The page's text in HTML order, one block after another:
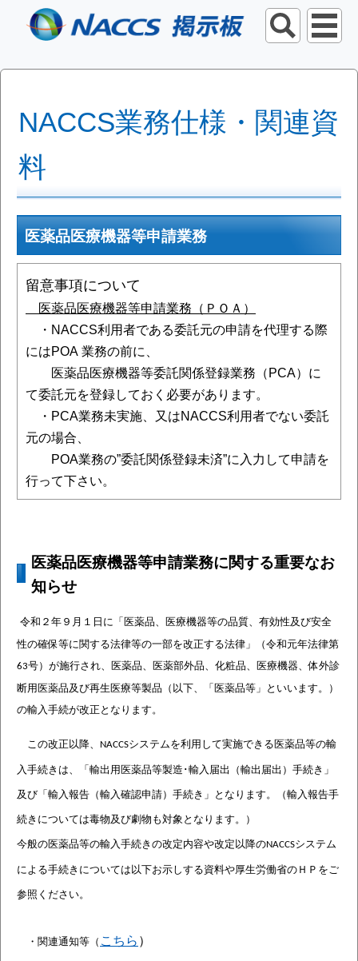
NACCS業務仕様・関連資
料
医薬品医療機器等申請業務
留意事項について
医薬品医療機器等申請業務（ＰＯＡ）
・NACCS利用者である委託元の申請を代理する際
にはPOA 業務の前に、
医薬品医療機器等委託関係登録業務（PCA）に
て委託元を登録しておく必要があります。
・PCA業務未実施、又はNACCS利用者でない委託
元の場合、
POA業務の”委託関係登録未済”に入力して申請を
行って下さい。
医薬品医療機器等申請業務に関する重要なお
知らせ
令和 ２ 年９月 １日に「医薬品、医療機器等の品質、有効性及び安全
性の確保等に関する法律等の一部を改正する法律 」（令和元年法律第
63号）が施行され、 医薬品、医薬部外品、化粧品、医療機器、体外診
断用医薬品及び再生医療等製品（以下、「医薬品等」といいます。）
の輸入手続が改正となります。
この改正以降、 NACCSシステムを利用して実施できる医薬品等の輸
入手続きは、 「 輸出用医薬品等製造･輸入届出（輸出届出）手続き」
及び「輸入報告（輸入確認申請）手続き」となります。（輸入報告手
続きについては毒物及び劇物も対象となります。）
今般の医薬品等の輸入手続きの改定内容や改定以降のNACCSシステム
による手続きについては以下お示しする資料や厚生労働省のＨＰをご
参照ください。
・ 関連通知等（ こちら）